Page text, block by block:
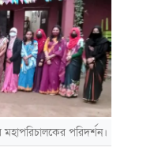
মহাপরিচালকের পরিদর্শন।